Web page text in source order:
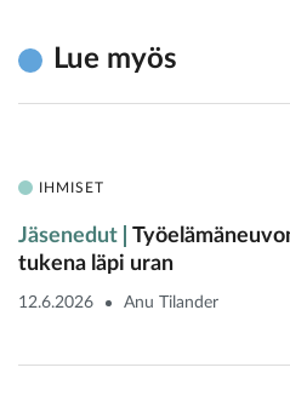
Lue myös
IHMISET
Jäsenedut
tukena läpi uran
12.6.2026 Anu Tilander